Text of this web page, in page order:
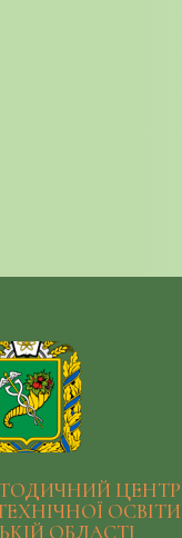
ЦЕНТР
ОБЛАСТІ